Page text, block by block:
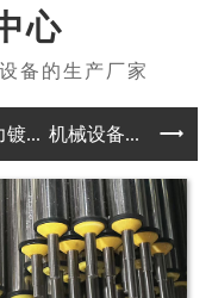
心
镀... 机械设备... 无动